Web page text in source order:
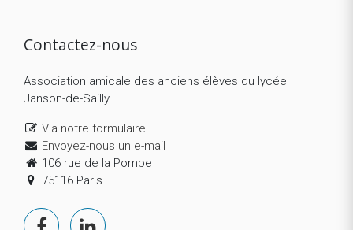
Contactez-nous
Association amicale des anciens élèves du lycée
Janson-de-Sailly
Via notre formulaire
Envoyez-nous un e-mail
106 rue de la Pompe
75116 Paris